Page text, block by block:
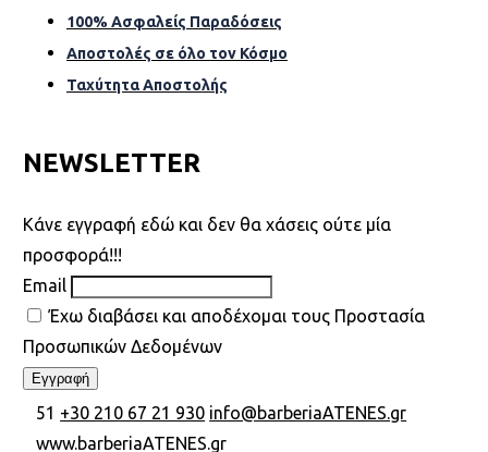
100% Ασφαλείς Παραδόσεις
Αποστολές σε όλο τον Κόσµο
Ταχύτητα Αποστολής
NEWSLETTER
Kάνε εγγραφή εδώ και δεν θα χάσεις ούτε μία
προσφορά!!!
Email
Έχω διαβάσει και αποδέχομαι τους Προστασία
Προσωπικών Δεδομένων
51 +30 210 67 21 930 info@barberiaATENES.gr
www.barberiaATENES.gr